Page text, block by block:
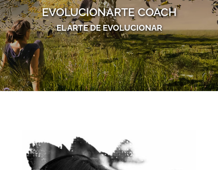
EVOLUCIONARTE COACH
EL ARTE DE EVOLUCIONAR